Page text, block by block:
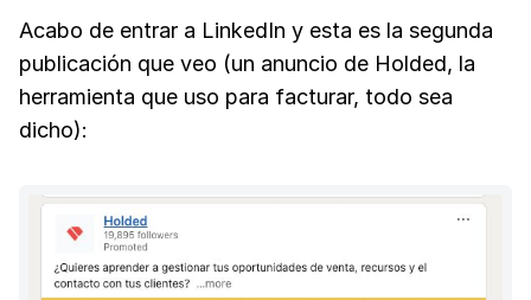
Acabo de entrar a LinkedIn y esta es la segunda
publicación que veo (un anuncio de Holded, la
herramienta que uso para facturar, todo sea
dicho):